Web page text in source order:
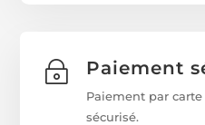
~ Paiement
Paiement par carte
sécurisé.